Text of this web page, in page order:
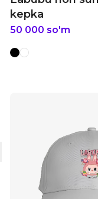
kepka
50 000 so'm